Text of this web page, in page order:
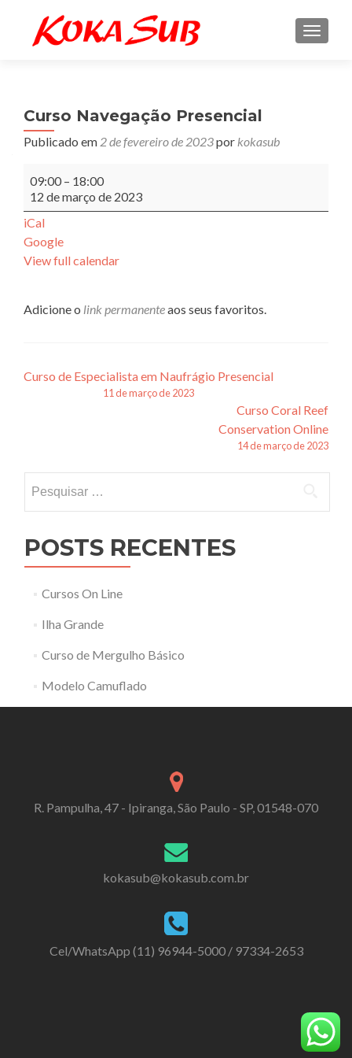
Curso Navegação Presencial
Publicado em 2 de fevereiro de 2023por kokasub
Navegação
Presencial
09:00 – 18:00
12 de março de 2023
iCal
Google
View full calendar
Adicione o link permanenteaos seus favoritos.
Navegação
Curso de Especialista em Naufrágio Presencial
11 de março de 2023
Curso Coral Reef
Conservation Online
14 de março de 2023
por:
POSTS RECENTES
Cursos On Line
Ilha Grande
Curso de Mergulho Básico
Modelo Camuflado
R. Pampulha, 47 - Ipiranga, São Paulo - SP, 01548-070
kokasub@kokasub.com.br
Cel/WhatsApp (11) 96944-5000 / 97334-2653